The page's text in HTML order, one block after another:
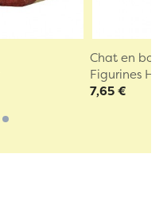
Chat en bois
Figurines
7,65 €